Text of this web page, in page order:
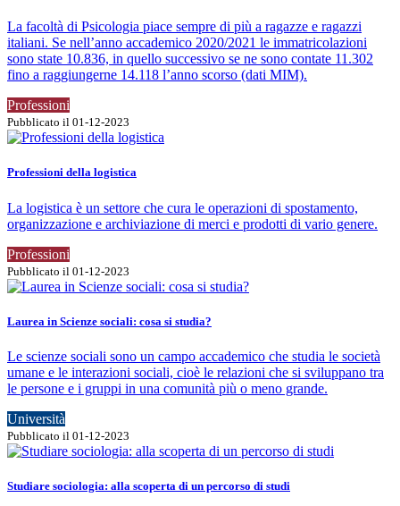
La facoltà di Psicologia piace sempre di più a ragazze e ragazzi
italiani. Se nell’anno accademico 2020/2021 le immatricolazioni
sono state 10.836, in quello successivo se ne sono contate 11.302
fino a raggiungerne 14.118 l’anno scorso (dati MIM).
Professioni
Pubblicato il 01-12-2023
Professioni della logistica
La logistica è un settore che cura le operazioni di spostamento,
organizzazione e archiviazione di merci e prodotti di vario genere.
Professioni
Pubblicato il 01-12-2023
Laurea in Scienze sociali: cosa si studia?
Le scienze sociali sono un campo accademico che studia le società
umane e le interazioni sociali, cioè le relazioni che si sviluppano tra
le persone e i gruppi in una comunità più o meno grande.
Università
Pubblicato il 01-12-2023
Studiare sociologia: alla scoperta di un percorso di studi